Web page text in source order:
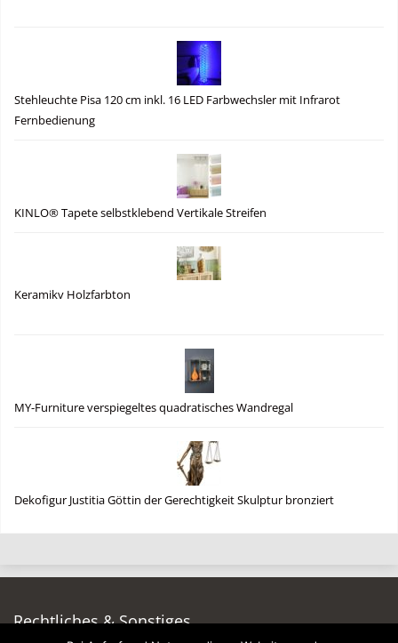
Stehleuchte Pisa 120 cm inkl. 16 LED Farbwechsler mit Infrarot
Fernbedienung
KINLO® Tapete selbstklebend Vertikale Streifen
Keramikv Holzfarbton
MY-Furniture verspiegeltes quadratisches Wandregal
Dekofigur Justitia Göttin der Gerechtigkeit Skulptur bronziert
Rechtliches & Sonstiges